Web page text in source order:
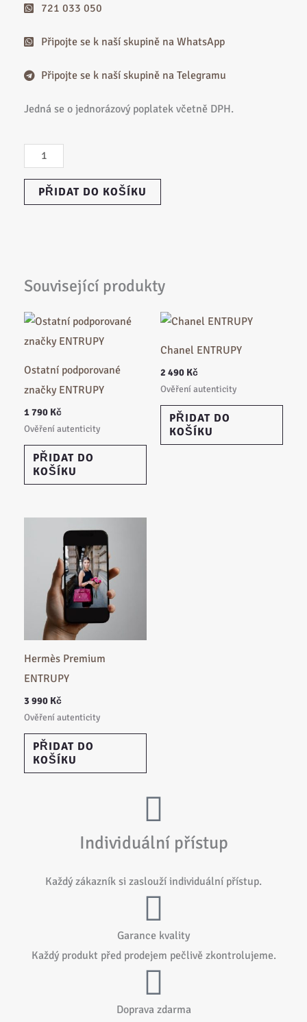
721 033 050
Připojte se k naší skupině na WhatsApp
Připojte se k naší skupině na Telegramu
Jedná se o jednorázový poplatek včetně DPH.
Určení
pravosti
PŘIDAT DO KOŠÍKU
Související produkty
Ostatní podporované
značky ENTRUPY
1 790 Kč
Ověření autenticity
PŘIDAT DO
KOŠÍKU
Chanel ENTRUPY
2 490 Kč
Ověření autenticity
PŘIDAT DO
KOŠÍKU
Hermès Premium
ENTRUPY
3 990 Kč
Ověření autenticity
PŘIDAT DO
KOŠÍKU
Individuální přístup
Každý zákazník si zaslouží individuální přístup.
Garance kvality
Každý produkt před prodejem pečlivě zkontrolujeme.
Doprava zdarma